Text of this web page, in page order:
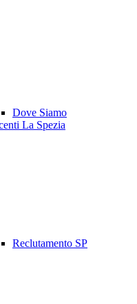
Dove Siamo
La Spezia
Reclutamento SP